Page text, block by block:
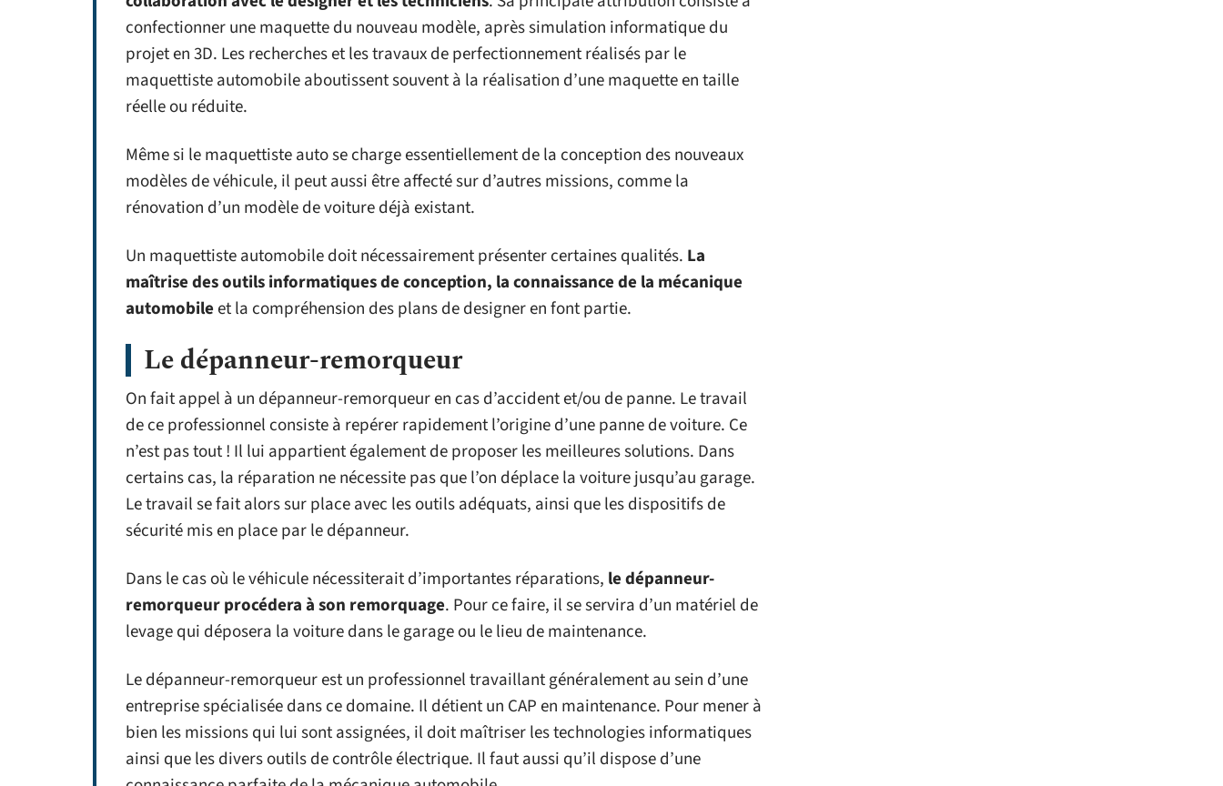
confectionner une maquette du nouveau modèle, après simulation informatique du
projet en 3D. Les recherches et les travaux de perfectionnement réalisés par le
maquettiste automobile aboutissent souvent à la réalisation d’une maquette en taille
réelle ou réduite.
Même si le maquettiste auto se charge essentiellement de la conception des nouveaux
modèles de véhicule, il peut aussi être affecté sur d’autres missions, comme la
rénovation d’un modèle de voiture déjà existant.
Un maquettiste automobile doit nécessairement présenter certaines qualités. La
maîtrise des outils informatiques de conception, la connaissance de la mécanique
automobileet la compréhension des plans de designer en font partie.
Le dépanneur-remorqueur
On fait appel à un dépanneur-remorqueur en cas d’accident et/ou de panne. Le travail
de ce professionnel consiste à repérer rapidement l’origine d’une panne de voiture. Ce
n’est pas tout ! Il lui appartient également de proposer les meilleures solutions. Dans
certains cas, la réparation ne nécessite pas que l’on déplace la voiture jusqu’au garage.
Le travail se fait alors sur place avec les outils adéquats, ainsi que les dispositifs de
sécurité mis en place par le dépanneur.
Dans le cas où le véhicule nécessiterait d’importantes réparations, le dépanneur-
remorqueur procédera à son remorquage. Pour ce faire, il se servira d’un matériel de
levage qui déposera la voiture dans le garage ou le lieu de maintenance.
Le dépanneur-remorqueur est un professionnel travaillant généralement au sein d’une
entreprise spécialisée dans ce domaine. Il détient un CAP en maintenance. Pour mener à
bien les missions qui lui sont assignées, il doit maîtriser les technologies informatiques
ainsi que les divers outils de contrôle électrique. Il faut aussi qu’il dispose d’une